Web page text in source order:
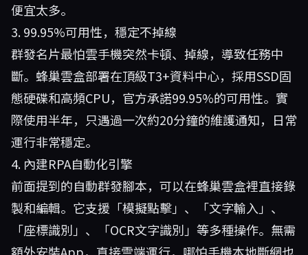
便宜太多。
3. 99.95%可用性，穩定不掉線
群發名片最怕雲手機突然卡頓、掉線，導致任務中
斷。蜂巢雲盒部署在頂級T3+資料中心，採用SSD固
態硬碟和高頻CPU，官方承諾99.95%的可用性。實
際使用半年，只遇過一次約20分鐘的維護通知，日常
運行非常穩定。
4. 內建RPA自動化引擎
前面提到的自動群發腳本，可以在蜂巢雲盒裡直接錄
製和編輯。它支援「模擬點擊」、「文字輸入」、
「座標識別」、「OCR文字識別」等多種操作。無需